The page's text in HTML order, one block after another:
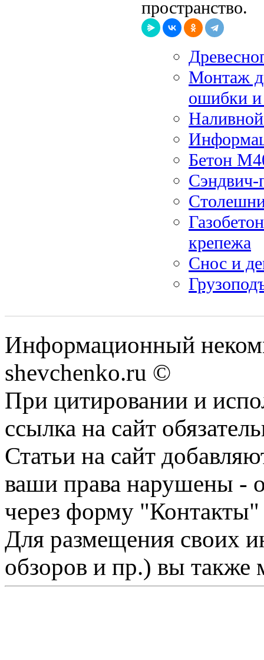
пространство.
Монтаж
ошибки и
Бетон
Сэндвич-
крепежа
Снос и
Информационный
shevchenko.ru ©
При цитировании и
ссылка на сайт
Статьи на сайт
ваши права нарушены -
через форму "Контакты"
Для размещения своих
обзоров и пр.) вы также